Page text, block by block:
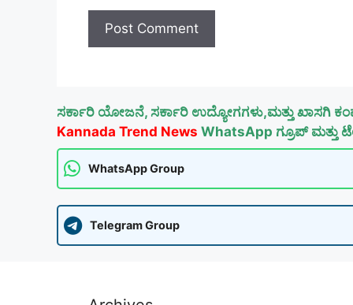
ಸರ್ಕಾರಿ ಯೋಜನೆ, ಸರ್ಕಾರಿ ಉದ್ಯೋಗಗಳು,ಮತ್ತು ಖಾಸಗಿ
Kannada Trend News WhatsApp ಗ್ರೂಪ್
WhatsApp Group
Telegram Group